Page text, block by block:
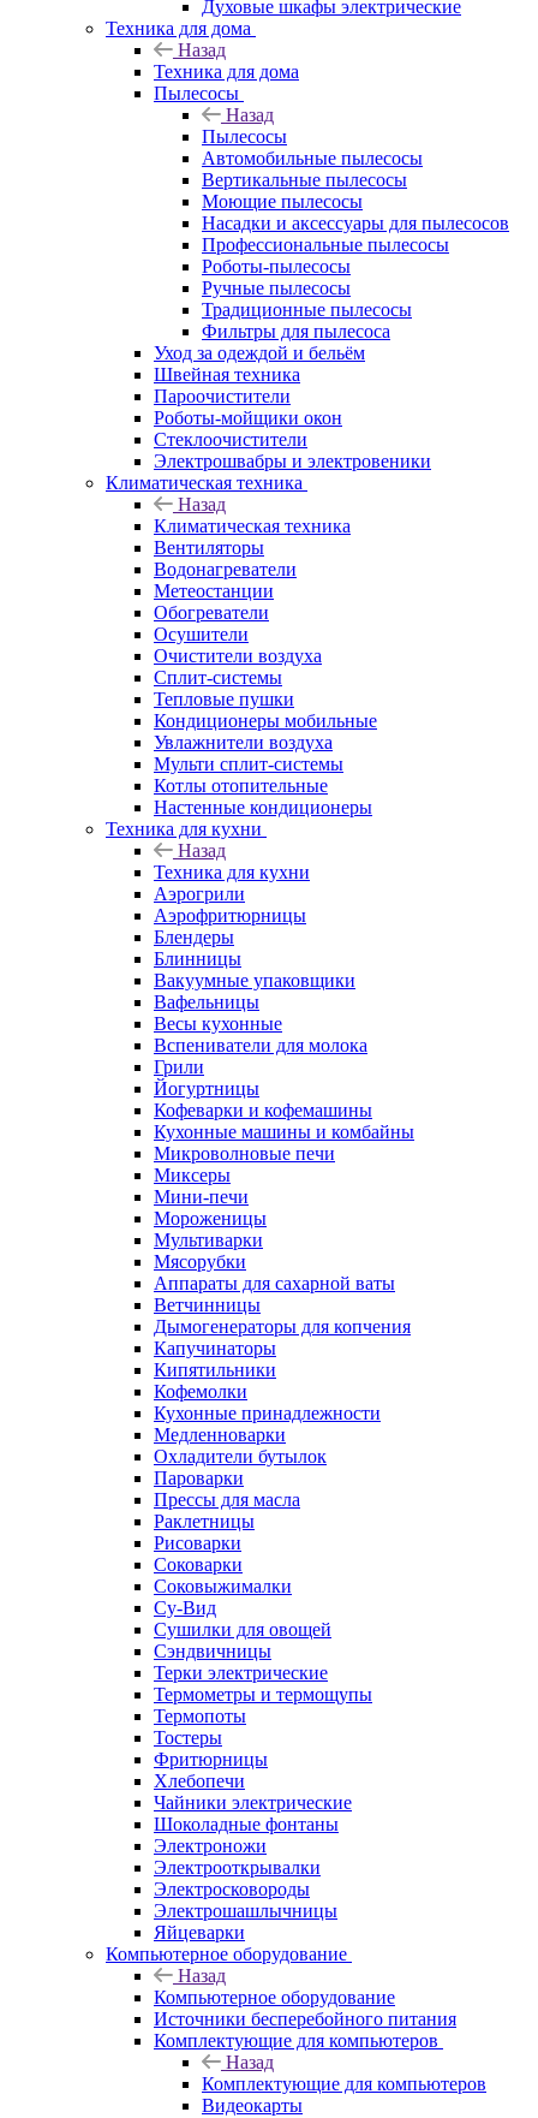
Духовые шкафы электрические
Техника для дома
Назад
Техника для дома
Пылесосы
Назад
Пылесосы
Автомобильные пылесосы
Вертикальные пылесосы
Моющие пылесосы
Насадки и аксессуары для пылесосов
Профессиональные пылесосы
Роботы-пылесосы
Ручные пылесосы
Традиционные пылесосы
Фильтры для пылесоса
Уход за одеждой и бельём
Швейная техника
Пароочистители
Роботы-мойщики окон
Стеклоочистители
Электрошвабры и электровеники
Климатическая техника
Назад
Климатическая техника
Вентиляторы
Водонагреватели
Метеостанции
Обогреватели
Осушители
Очистители воздуха
Сплит-системы
Тепловые пушки
Кондиционеры мобильные
Увлажнители воздуха
Мульти сплит-системы
Котлы отопительные
Настенные кондиционеры
Техника для кухни
Назад
Техника для кухни
Аэрогрили
Аэрофритюрницы
Блендеры
Блинницы
Вакуумные упаковщики
Вафельницы
Весы кухонные
Вспениватели для молока
Грили
Йогуртницы
Кофеварки и кофемашины
Кухонные машины и комбайны
Микроволновые печи
Миксеры
Мини-печи
Мороженицы
Мультиварки
Мясорубки
Аппараты для сахарной ваты
Ветчинницы
Дымогенераторы для копчения
Капучинаторы
Кипятильники
Кофемолки
Кухонные принадлежности
Медленноварки
Охладители бутылок
Пароварки
Прессы для масла
Раклетницы
Рисоварки
Соковарки
Соковыжималки
Су-Вид
Сушилки для овощей
Сэндвичницы
Терки электрические
Термометры и термощупы
Термопоты
Тостеры
Фритюрницы
Хлебопечи
Чайники электрические
Шоколадные фонтаны
Электроножи
Электрооткрывалки
Электросковороды
Электрошашлычницы
Яйцеварки
Компьютерное оборудование
Назад
Компьютерное оборудование
Источники бесперебойного питания
Комплектующие для компьютеров
Назад
Комплектующие для компьютеров
Видеокарты